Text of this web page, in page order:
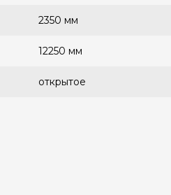
2350 мм
12250 мм
открытое